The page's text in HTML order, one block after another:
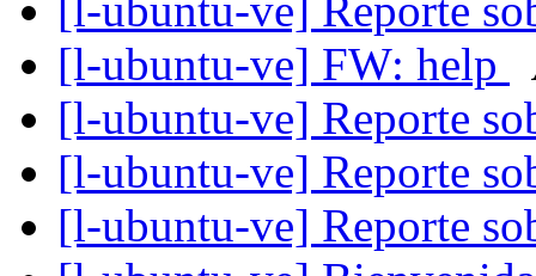
[l-ubuntu-ve] Reporte
[l-ubuntu-ve] FW: help
[l-ubuntu-ve] Reporte
[l-ubuntu-ve] Reporte
[l-ubuntu-ve] Reporte